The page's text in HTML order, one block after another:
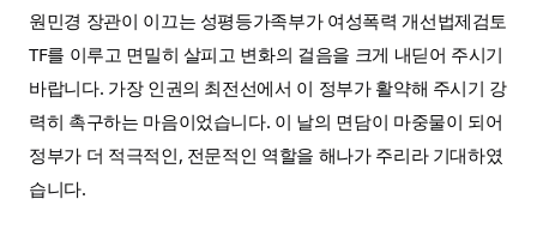
원민경 장관이 이끄는 성평등가족부가 여성폭력 개선법제검토
TF를 이루고 면밀히 살피고 변화의 걸음을 크게 내딛어 주시기
바랍니다. 가장 인권의 최전선에서 이 정부가 활약해 주시기 강
력히 촉구하는 마음이었습니다. 이 날의 면담이 마중물이 되어
정부가 더 적극적인, 전문적인 역할을 해나가 주리라 기대하였